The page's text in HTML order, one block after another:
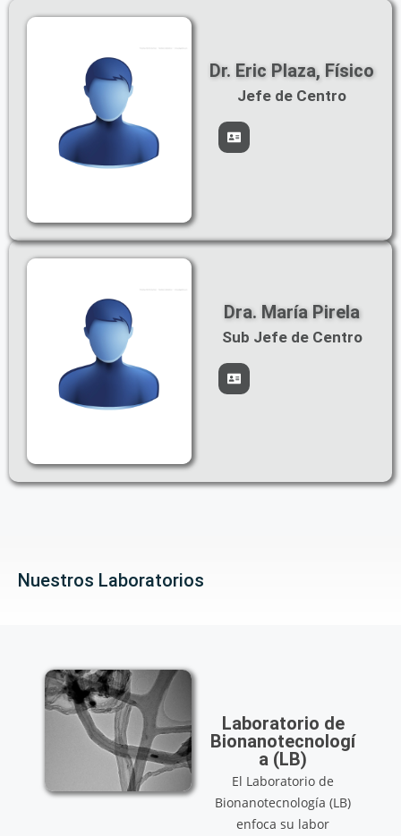
Dr. Eric Plaza, Físico
Jefe de Centro
Dra. María Pirela
Sub Jefe de Centro
Nuestros Laboratorios
Laboratorio de
Bionanotecnologí
a (LB)
El Laboratorio de
Bionanotecnología (LB)
enfoca su labor